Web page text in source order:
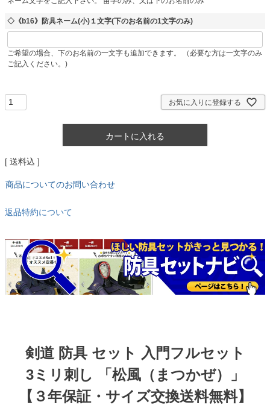
◇《b16》防具ネーム(小)１文字(下のお名前の1文字のみ)
ご希望の場合、下のお名前の一文字も追加できます。 （必要な方は一文字のみ
ご記入ください。)
お気に入りに登録する
カートに入れる
送料込
商品についてのお問い合わせ
返品特約について
剣道 防具 セット 入門フルセット
3ミリ刺し 「松風（まつかぜ）」
【３年保証・サイズ交換送料無料】